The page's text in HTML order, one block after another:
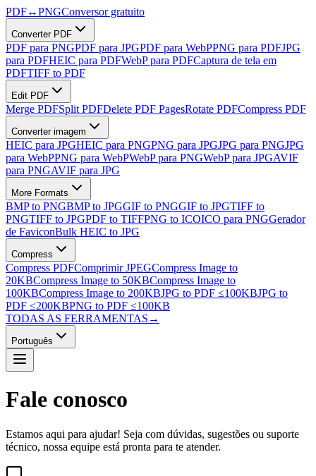
PDF↔PNGConversor gratuito
Converter PDF
PDF para PNGPDF para JPGPDF para WebPPNG para PDFJPG
para PDFHEIC para PDFWebP para PDFCaptura de tela em
PDFTIFF to PDF
Edit PDF
Merge PDFSplit PDFDelete PDF PagesRotate PDFCompress PDF
Converter imagem
HEIC para JPGHEIC para PNGPNG para JPGJPG para PNGJPG
para WebPPNG para WebPWebP para PNGWebP para JPGAVIF
para PNGAVIF para JPG
More Formats
BMP to PNGBMP to JPGGIF to PNGGIF to JPGTIFF to
PNGTIFF to JPGPDF to TIFFPNG to ICOICO para PNGGerador
de FaviconBulk HEIC to JPG
Compress
Compress PDFComprimir JPEGCompress Image to
20KBCompress Image to 50KBCompress Image to
100KBCompress Image to 200KBJPG to PDF ≤100KBJPG to
PDF ≤200KBPNG to PDF ≤100KB
TODAS AS FERRAMENTAS →
Português
Fale conosco
Estamos aqui para ajudar! Seja com dúvidas, sugestões ou suporte
técnico, nossa equipe está pronta para te atender.